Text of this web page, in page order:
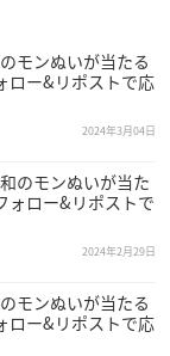
モンぬいが当たる
ロー&リポストで応
2024年3月04日
のモンぬいが当た
ォロー&リポストで
2024年2月29日
モンぬいが当たる
ロー&リポストで応